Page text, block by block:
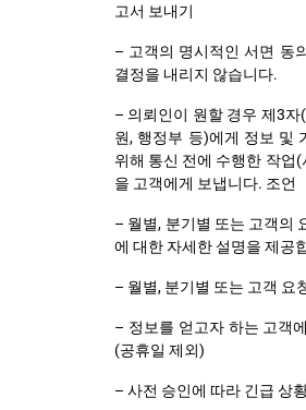
고서 보내기
– 고객의 명시적인 서면 동
결정을 내리지 않습니다.
– 의뢰인이 원할 경우 제3자
원, 행정부 등)에게 정보 및
위해 통신 전에 수행한 작업
을 고객에게 보냅니다. 조언
– 월별, 분기별 또는 고객의
에 대한 자세한 설명을 제공
– 월별, 분기별 또는 고객 요
– 정보를 얻고자 하는 고객
(공휴일 제외)
– 사전 승인에 따라 긴급 상